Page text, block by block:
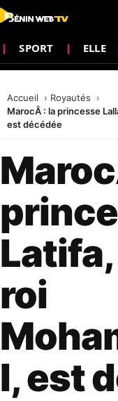
SPORT ELLE
Accueil
Royautés
MarocÂ : la princesse
est décédée
roi
I, est